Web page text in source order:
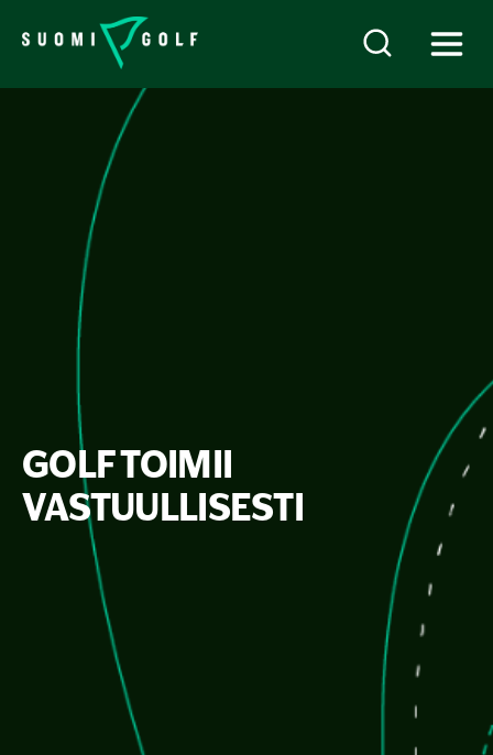
GOLF TOIMII
VASTUULLISESTI